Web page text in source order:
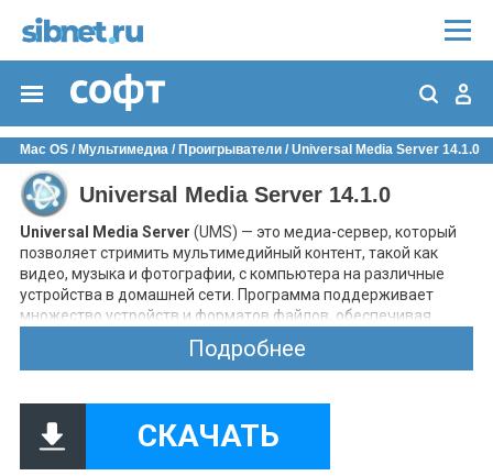
Mac OS / Мультимедиа / Проигрыватели / Universal Media Server 14.1.0
Universal Media Server 14.1.0
Universal Media Server (UMS) — это медиа-сервер, который
позволяет стримить мультимедийный контент, такой как
видео, музыка и фотографии, с компьютера на различные
устройства в домашней сети. Программа поддерживает
множество устройств и форматов файлов, обеспечивая
удобный доступ к медиа-библиотеке с любого
подключенного устройства.
Поддержка мультимедийных форматов:
поддерживает широкий спектр форматов видео, аудио
и изображений, включая MKV, MP4, AVI, MP3, FLAC, JPEG
и другие.
Подробнее
СКАЧАТЬ